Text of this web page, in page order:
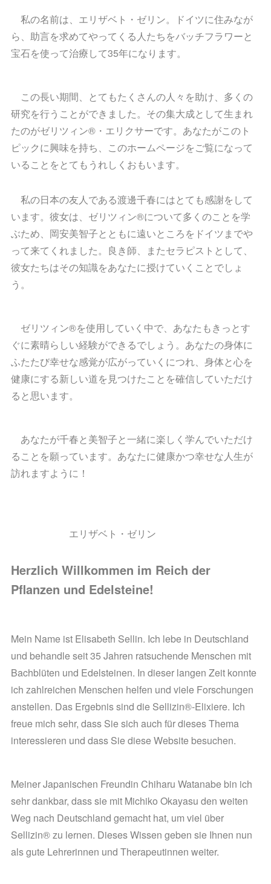
私の名前は、エリザベト・ゼリン。ドイツに住みなが
ら、助言を求めてやってくる人たちをバッチフラワーと
宝石を使って治療して35年になります。
この長い期間、とてもたくさんの人々を助け、多くの
研究を行うことができました。その集大成として生まれ
たのがゼリツィン®・エリクサーです。あなたがこのト
ピックに興味を持ち、このホームページをご覧になって
いることをとてもうれしくおもいます。
私の日本の友人である渡邊千春にはとても感謝をして
います。彼女は、ゼリツィン®について多くのことを学
ぶため、岡安美智子とともに遠いところをドイツまでや
って来てくれました。良き師、またセラピストとして、
彼女たちはその知識をあなたに授けていくことでしょ
う。
ゼリツィン®を使用していく中で、あなたもきっとす
ぐに素晴らしい経験ができるでしょう。あなたの身体に
ふたたび幸せな感覚が広がっていくにつれ、身体と心を
健康にする新しい道を見つけたことを確信していただけ
ると思います。
あなたが千春と美智子と一緒に楽しく学んでいただけ
ることを願っています。あなたに健康かつ幸せな人生が
訪れますように！
エリザベト・ゼリン
Herzlich Willkommen im Reich der
Pflanzen und Edelsteine!
Mein Name ist Elisabeth Sellin. Ich lebe in Deutschland
und behandle seit 35 Jahren ratsuchende Menschen mit
Bachblüten und Edelsteinen. In dieser langen Zeit konnte
ich zahlreichen Menschen helfen und viele Forschungen
anstellen. Das Ergebnis sind die Sellizin®-Elixiere. Ich
freue mich sehr, dass Sie sich auch für dieses Thema
interessieren und dass Sie diese Website besuchen.
Meiner Japanischen Freundin Chiharu Watanabe bin ich
sehr dankbar, dass sie mit Michiko Okayasu den weiten
Weg nach Deutschland gemacht hat, um viel über
Sellizin® zu lernen. Dieses Wissen geben sie Ihnen nun
als gute Lehrerinnen und Therapeutinnen weiter.